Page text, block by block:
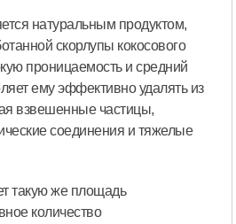
натуральным продуктом,
скорлупы кокосового
проницаемость и средний
ему эффективно удалять из
взвешенные частицы,
соединения и тяжелые
такую же площадь
количество